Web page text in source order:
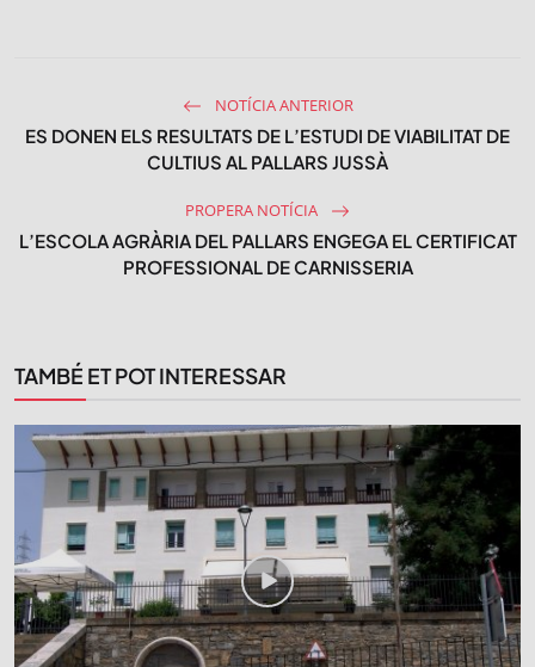
NOTÍCIA ANTERIOR
ES DONEN ELS RESULTATS DE L’ESTUDI DE VIABILITAT DE
CULTIUS AL PALLARS JUSSÀ
PROPERA NOTÍCIA
L’ESCOLA AGRÀRIA DEL PALLARS ENGEGA EL CERTIFICAT
PROFESSIONAL DE CARNISSERIA
TAMBÉ ET POT INTERESSAR